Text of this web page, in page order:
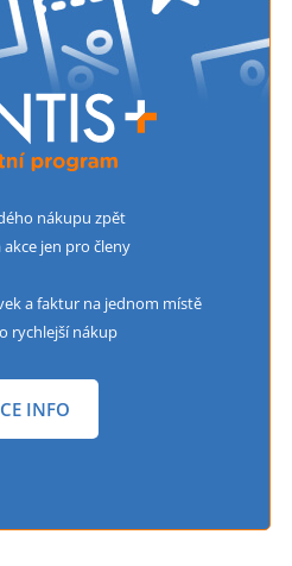
nákupu zpět
jen pro členy
a faktur na jednom místě
rychlejší nákup
INFO